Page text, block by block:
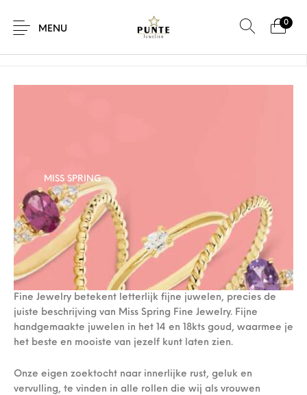
MENU
0
Giftcard
Home / Miss Spring
MISS SPRING
Fine Jewelry betekent letterlijk fijne juwelen, precies de
juiste beschrijving van Miss Spring Fine Jewelry. Fijne
handgemaakte juwelen in het 14 en 18kts goud, waarmee je
het beste en mooiste van jezelf kunt laten zien.
Onze eigen zoektocht naar innerlijke rust, geluk en
vervulling, te vinden in alle rollen die wij als vrouwen